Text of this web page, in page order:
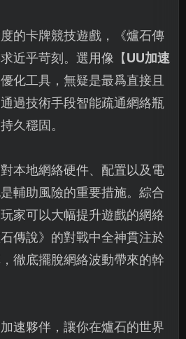
的卡牌競技遊戲，《爐石傳
近乎苛刻。選用像【UU加速
化工具，無疑是最爲直接且
過技術手段智能疏通網絡瓶
久穩固。
本地網絡硬件、配置以及電
輔助風險的重要措施。綜合
家可以大幅提升遊戲的網絡
傳說》的對戰中全神貫注於
徹底擺脫網絡波動帶來的幹
速夥伴，讓你在爐石的世界